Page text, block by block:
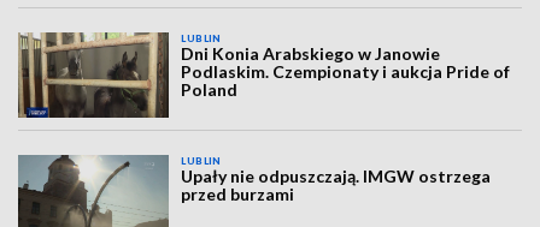
LUBLIN
Dni Konia Arabskiego w Janowie
Podlaskim. Czempionaty i aukcja Pride of
Poland
LUBLIN
Upały nie odpuszczają. IMGW ostrzega
przed burzami